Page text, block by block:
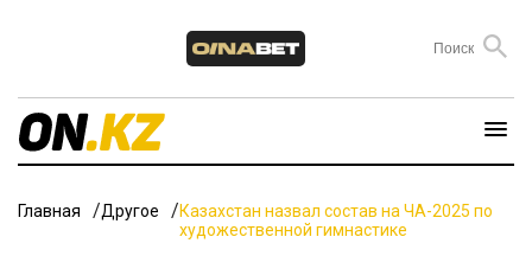
Главная Другое
Казахстан назвал состав на ЧА-2025 по
художественной гимнастике